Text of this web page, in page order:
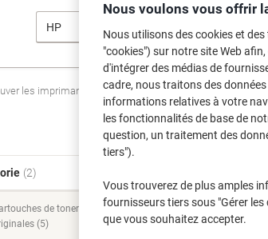
HP
les imprimantes listées et/ou les cartouches
HP Color
(2)
de toner
(5)
Nous voulons vous offrir
Nous utilisons des cookies et
"cookies") sur notre site Web
d'intégrer des médias de
cadre, nous traitons des
informations relatives à votre
les fonctionnalités de base de
question, un traitement des
tiers").
Vous trouverez de plus amples
fournisseurs tiers sous "Gérer
que vous souhaitez accepter.